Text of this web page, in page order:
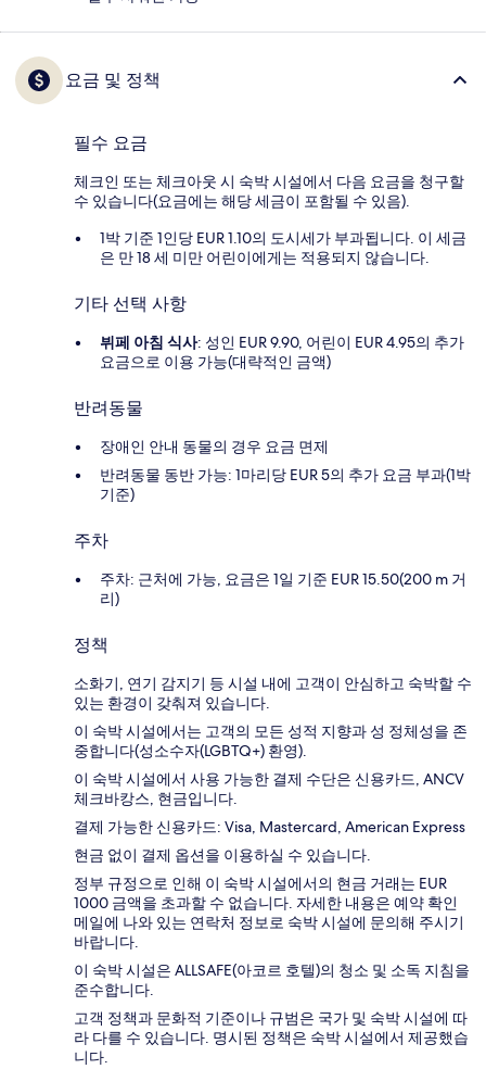
요금 및 정책
필수 요금
체크인 또는 체크아웃 시 숙박 시설에서 다음 요금을 청구할
수 있습니다(요금에는 해당 세금이 포함될 수 있음).
1박 기준 1인당 EUR 1.10의 도시세가 부과됩니다. 이 세금
은 만 18 세 미만 어린이에게는 적용되지 않습니다.
기타 선택 사항
뷔페 아침 식사: 성인 EUR 9.90, 어린이 EUR 4.95의 추가
요금으로 이용 가능(대략적인 금액)
반려동물
장애인 안내 동물의 경우 요금 면제
반려동물 동반 가능: 1마리당 EUR 5의 추가 요금 부과(1박
기준)
주차
주차: 근처에 가능, 요금은 1일 기준 EUR 15.50(200 m 거
리)
정책
소화기, 연기 감지기 등 시설 내에 고객이 안심하고 숙박할 수
있는 환경이 갖춰져 있습니다.
이 숙박 시설에서는 고객의 모든 성적 지향과 성 정체성을 존
중합니다(성소수자(LGBTQ+) 환영).
이 숙박 시설에서 사용 가능한 결제 수단은 신용카드, ANCV
체크바캉스, 현금입니다.
결제 가능한 신용카드: Visa, Mastercard, American Express
현금 없이 결제 옵션을 이용하실 수 있습니다.
정부 규정으로 인해 이 숙박 시설에서의 현금 거래는 EUR
1000 금액을 초과할 수 없습니다. 자세한 내용은 예약 확인
메일에 나와 있는 연락처 정보로 숙박 시설에 문의해 주시기
바랍니다.
이 숙박 시설은 ALLSAFE(아코르 호텔)의 청소 및 소독 지침을
준수합니다.
고객 정책과 문화적 기준이나 규범은 국가 및 숙박 시설에 따
라 다를 수 있습니다. 명시된 정책은 숙박 시설에서 제공했습
니다.